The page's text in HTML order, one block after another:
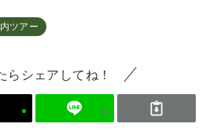
ツアー
らシェアしてね！